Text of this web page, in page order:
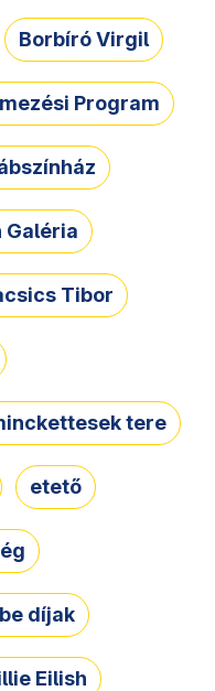
Borbíró Virgil
Program
Galéria
Tibor
tere
etető
díjak
Eilish